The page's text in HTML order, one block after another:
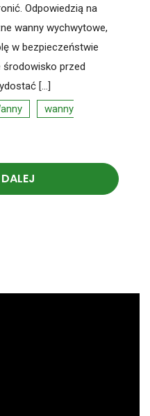
Odpowiedzią na
wanny wychwytowe,
w bezpieczeństwie
środowisko przed
[…]
wanny